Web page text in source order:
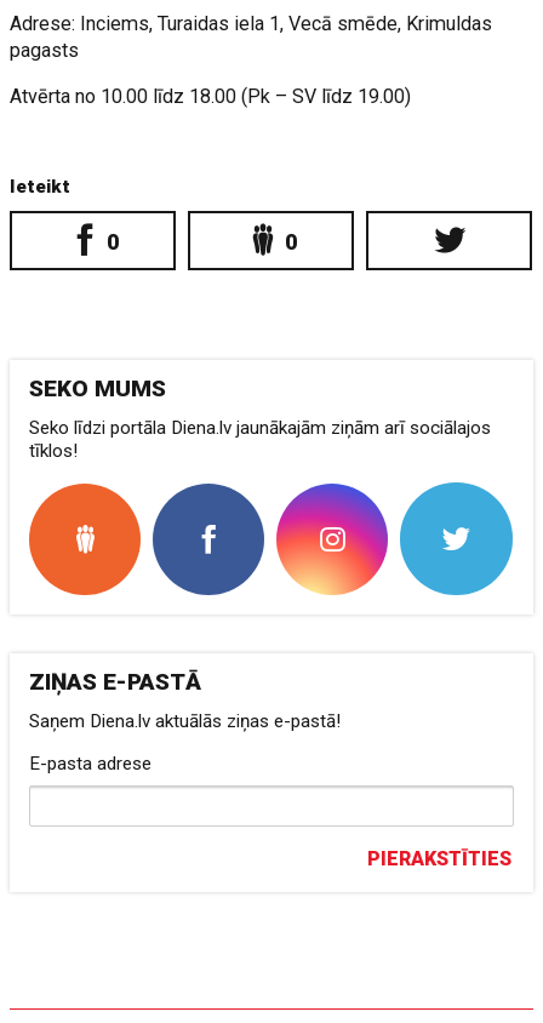
Adrese: Inciems, Turaidas iela 1, Vecā smēde, Krimuldas
pagasts
Atvērta no 10.00 līdz 18.00 (Pk – SV līdz 19.00)
Ieteikt
0 0
SEKO MUMS
Seko līdzi portāla Diena.lv jaunākajām ziņām arī sociālajos
tīklos!
ZIŅAS E-PASTĀ
Saņem Diena.lv aktuālās ziņas e-pastā!
E-pasta adrese
PIERAKSTĪTIES